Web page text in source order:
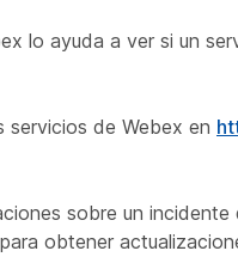
lo ayuda a ver si un
servicios de Webex en
sobre un
obtener